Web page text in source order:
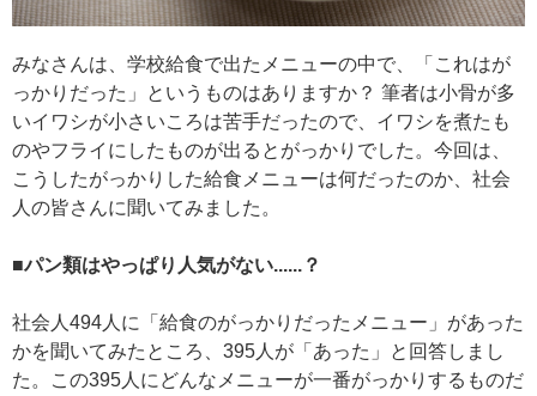
みなさんは、学校給食で出たメニューの中で、「これはが
っかりだった」というものはありますか？ 筆者は小骨が多
いイワシが小さいころは苦手だったので、イワシを煮たも
のやフライにしたものが出るとがっかりでした。今回は、
こうしたがっかりした給食メニューは何だったのか、社会
人の皆さんに聞いてみました。
■パン類はやっぱり人気がない......？
社会人494人に「給食のがっかりだったメニュー」があった
かを聞いてみたところ、395人が「あった」と回答しまし
た。この395人にどんなメニューが一番がっかりするものだ